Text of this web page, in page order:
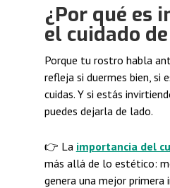
¿Por qué es
el cuidado
Porque tu rostro habla
refleja si duermes bien, si
cuidas. Y si estás
puedes dejarla de lado.
👉 La importancia del
más allá de lo estético:
genera una mejor primera